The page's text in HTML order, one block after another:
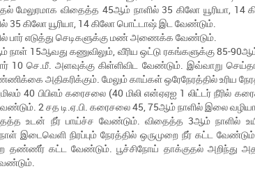
மேலுரமாக விதைத்த 45ஆம் நாளில் 35 கிலோ யூரியா, 14
35 கிலோ யூரியா, 14 கிலோ பொட்டாஷ் இட வேண்டும்.
பார் எடுத்து செடிகளுக்கு மண் அணைக்க வேண்டும்.
நாள் 15ஆவது கணுவிலும், வீரிய ஒட்டு ரகங்களுக்கு 85-
10 செ.மீ. அளவுக்கு கிள்ளிவிட வேண்டும். இவ்வாறு
அதிகரிக்கும். மேலும் காய்கள் ஒரேநேரத்தில் உரிய
40 பிபிஎம் கரைசலை (40 மிலி என்ஏஏஐ 1 லிட்டர் நீரில்
2 சத டி.ஏ.பி. கரைசலை 45, 75ஆம் நாளில் இலை
உடன் நீர் பாய்ச்ச வேண்டும். விதைத்த 3ஆம் நாளில்
இடைவெளி நிரப்பும் நேரத்தில் ஒருமுறை நீர் கட்ட
தண்ணீர் கட்ட வேண்டும். பூச்சிநோய் தாக்குதல் அறிந்து